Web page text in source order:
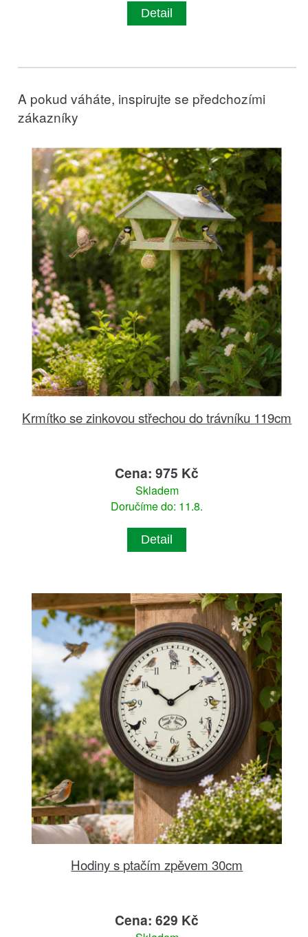
Detail
A pokud váháte, inspirujte se předchozími
zákazníky
Krmítko se zinkovou střechou do trávníku 119cm
Cena: 975 Kč
Skladem
Doručíme do: 11.8.
Detail
Hodiny s ptačím zpěvem 30cm
Cena: 629 Kč